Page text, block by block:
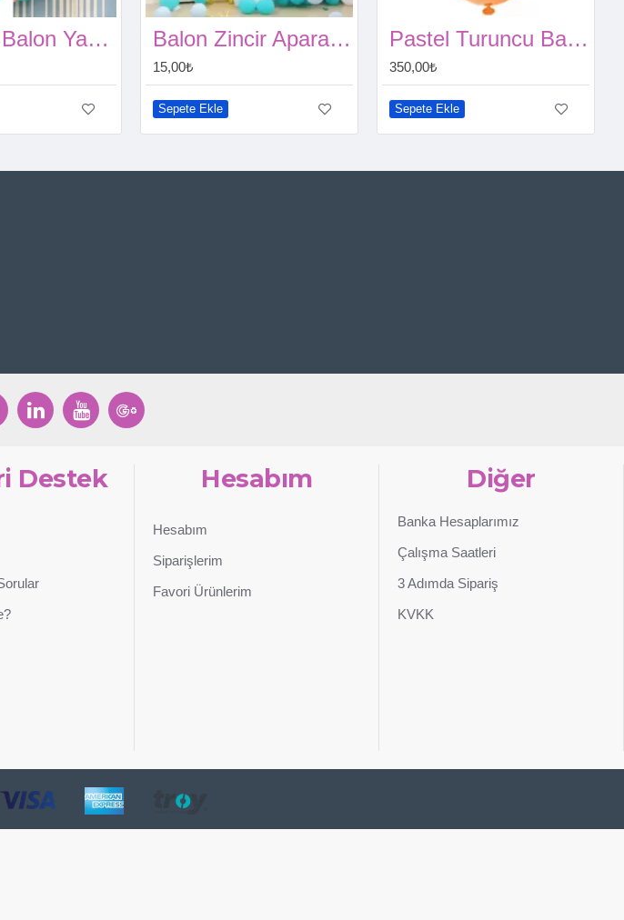
Papatya Balon Yapma Aparatı 6'lı (4 adet) Balon Zincir Aparatı (5 metre)
15,00₺
Sepete Ekle
Pastel Turuncu Balon 100 Adet
350,00₺
Sepete Ekle
Destek Hesabım
Hesabım
Siparişlerim
Favori Ürünlerim
Diğer
Banka Hesaplarımız
Çalışma Saatleri
3 Adımda Sipariş
KVKK